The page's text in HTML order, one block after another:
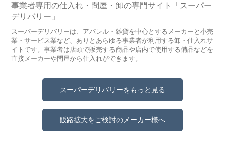
事業者専用の仕入れ・問屋・卸の専門サイト「スーパー
デリバリー」
スーパーデリバリーは、アパレル・雑貨を中心とするメーカーと小売
業・サービス業など、ありとあらゆる事業者が利用する卸・仕入れサ
イトです。事業者は店頭で販売する商品や店内で使用する備品などを
直接メーカーや問屋から仕入れができます。
スーパーデリバリーをもっと見る
販路拡大をご検討のメーカー様へ